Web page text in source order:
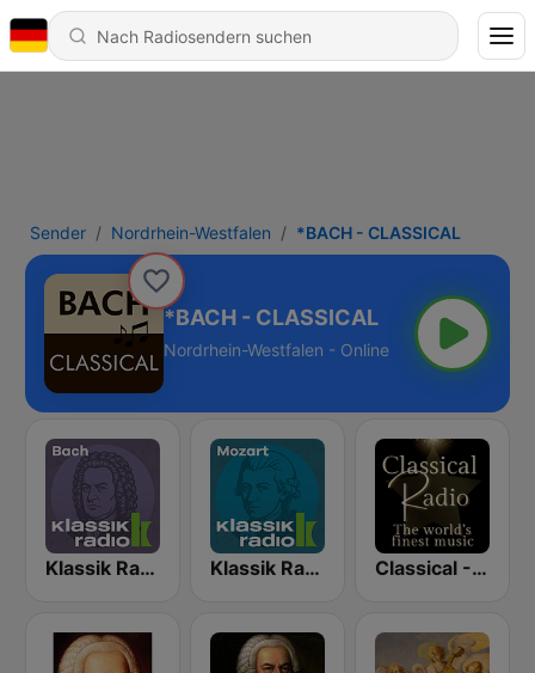
Sender Nordrhein-Westfalen *BACH - CLASSICAL
*BACH - CLASSICAL
Nordrhein-Westfalen - Online
Klassik Radio Bach Klassik Radio Mozart Classical - JS Bach